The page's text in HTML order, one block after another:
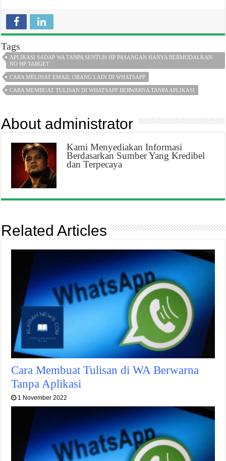
Tags
APLIKASI SADAP WA TANPA SENTUH HP PASANGAN HANYA BERMODALKAN
NO HP TARGET
CARA MELIHAT EMAIL ORANG LAIN DI WHATSAPP
CARA MEMBUAT TULISAN DI WHATSAPP BERWARNA TANPA APLIKASI
About administrator
Kami Menyediakan Informasi
Berdasarkan Sumber Yang Kredibel
dan Terpecaya
Related Articles
Cara Membuat Tulisan di WA Berwarna
Tanpa Aplikasi
1 November 2022